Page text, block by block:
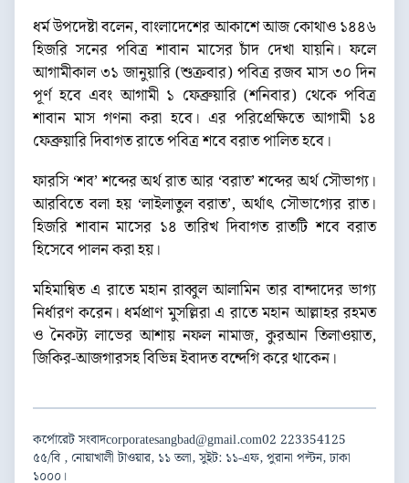
ধর্ম উপদেষ্টা বলেন, বাংলাদেশের আকাশে আজ কোথাও ১৪৪৬
হিজরি সনের পবিত্র শাবান মাসের চাঁদ দেখা যায়নি। ফলে
আগামীকাল ৩১ জানুয়ারি (শুক্রবার) পবিত্র রজব মাস ৩০ দিন
পূর্ণ হবে এবং আগামী ১ ফেব্রুয়ারি (শনিবার) থেকে পবিত্র
শাবান মাস গণনা করা হবে। এর পরিপ্রেক্ষিতে আগামী ১৪
ফেব্রুয়ারি দিবাগত রাতে পবিত্র শবে বরাত পালিত হবে।
ফারসি ‘শব’ শব্দের অর্থ রাত আর ‘বরাত’ শব্দের অর্থ সৌভাগ্য।
আরবিতে বলা হয় ‘লাইলাতুল বরাত’, অর্থাৎ সৌভাগ্যের রাত।
হিজরি শাবান মাসের ১৪ তারিখ দিবাগত রাতটি শবে বরাত
হিসেবে পালন করা হয়।
মহিমান্বিত এ রাতে মহান রাব্বুল আলামিন তার বান্দাদের ভাগ্য
নির্ধারণ করেন। ধর্মপ্রাণ মুসল্লিরা এ রাতে মহান আল্লাহর রহমত
ও নৈকট্য লাভের আশায় নফল নামাজ, কুরআন তিলাওয়াত,
জিকির-আজগারসহ বিভিন্ন ইবাদত বন্দেগি করে থাকেন।
কর্পোরেট সংবাদcorporatesangbad@gmail.com02 223354125
৫৫/বি , নোয়াখালী টাওয়ার, ১১ তলা, সুইট: ১১-এফ, পুরানা পল্টন, ঢাকা
১০০০।